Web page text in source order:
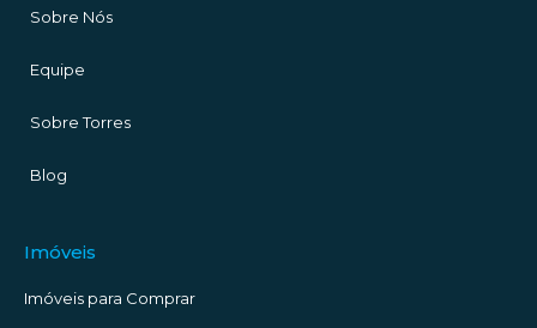
Sobre Nós
Equipe
Sobre Torres
Blog
Imóveis
Imóveis para Comprar